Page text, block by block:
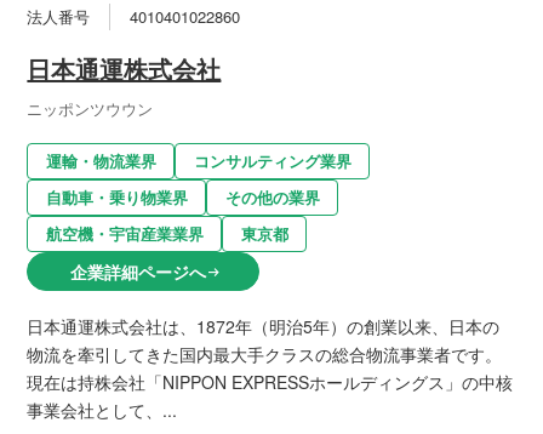
法人番号 4010401022860
日本通運株式会社
ニッポンツウウン
運輸・物流業界
コンサルティング業界
自動車・乗り物業界
その他の業界
航空機・宇宙産業業界
東京都
企業詳細ページへarrow_right_alt
日本通運株式会社は、1872年（明治5年）の創業以来、日本の
物流を牽引してきた国内最大手クラスの総合物流事業者です。
現在は持株会社「NIPPON EXPRESSホールディングス」の中核
事業会社として、...